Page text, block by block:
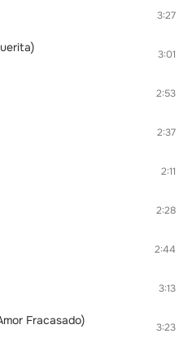
3:27
3:01
2:53
2:37
2:11
2:28
2:44
3:13
Fracasado) 3:23